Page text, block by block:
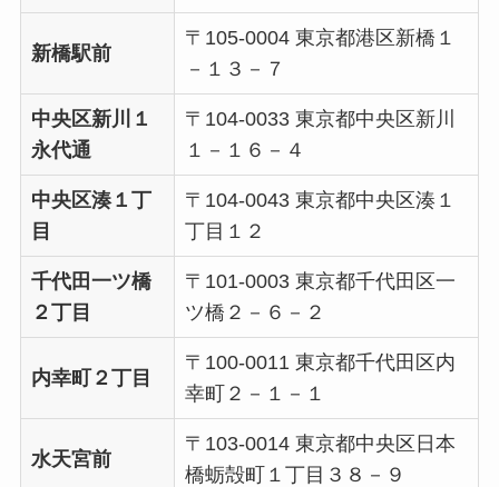
新橋駅前
〒105-0004 東京都港区新橋１
－１３－７
中央区新川１
永代通
〒104-0033 東京都中央区新川
１－１６－４
中央区湊１丁
目
〒104-0043 東京都中央区湊１
丁目１２
千代田一ツ橋
２丁目
〒101-0003 東京都千代田区一
ツ橋２－６－２
内幸町２丁目
〒100-0011 東京都千代田区内
幸町２－１－１
水天宮前
〒103-0014 東京都中央区日本
橋蛎殻町１丁目３８－９